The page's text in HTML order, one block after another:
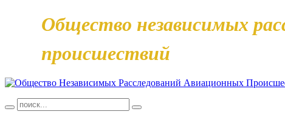
Общество независимых
происшествий